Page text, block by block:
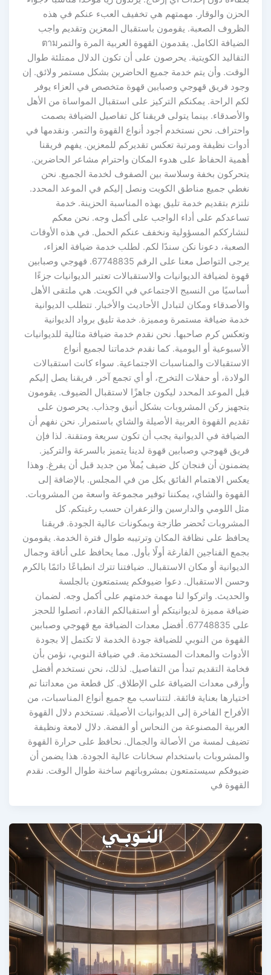
الحزن والوقار. مهمتهم هي تخفيف العبء عنكم في هذه
الظروف الصعبة. يقومون باستقبال المعزين وتقديم واجب
الضيافة الكامل. يقدمون القهوة العربية المرة والتمرตาม
التقاليد الكويتية. يحرصون على أن تكون الدلال ممتلئة طوال
الوقت. وأن يتم خدمة جميع الحاضرين بشكل مستمر ولائق. إن
وجود فريق قهوجي وصبابين قهوة متخصص في العزاء يوفر
لكم الراحة. يمكنكم التركيز على استقبال المواساة من الأهل
والأصدقاء. بينما يتولى فريقنا كل تفاصيل الضيافة بصمت
واحتراف. نحن نستخدم أجود أنواع القهوة والتمر. ونقدمها في
أدوات نظيفة ومرتبة تعكس تقديركم للمعزين. يفهم فريقنا
أهمية الحفاظ على هدوء المكان واحترام مشاعر الحاضرين.
يتحركون بخفة وسلاسة بين الصفوف لخدمة الجميع. نحن
نغطي جميع مناطق الكويت ونصل إليكم في الموعد المحدد.
نلتزم بتقديم خدمة تليق بهذه المناسبة الحزينة. خدمة
تساعدكم على أداء الواجب على أكمل وجه. نحن معكم
لنشارككم المسؤولية ونخفف عنكم الحمل. في هذه الأوقات
الصعبة، دعونا نكن سندًا لكم. لطلب خدمة ضيافة العزاء،
يرجى التواصل معنا على الرقم 67748835. قهوجي وصبابين
قهوة لضيافة الديوانيات والاستقبالات تعتبر الديوانيات جزءًا
أساسيًا من النسيج الاجتماعي في الكويت. هي ملتقى الأهل
والأصدقاء ومكان لتبادل الأحاديث والأخبار. تتطلب الديوانية
خدمة ضيافة مستمرة ومميزة. خدمة تليق برواد الديوانية
وتعكس كرم صاحبها. نحن نقدم خدمة ضيافة مثالية للديوانيات
الأسبوعية أو اليومية. كما نقدم خدماتنا لجميع أنواع
الاستقبالات والمناسبات الاجتماعية. سواء كانت استقبالات
الولادة، أو حفلات التخرج، أو أي تجمع آخر. فريقنا يصل إليكم
قبل الموعد المحدد ليكون جاهزًا لاستقبال الضيوف. يقومون
بتجهيز ركن المشروبات بشكل أنيق وجذاب. يحرصون على
تقديم القهوة العربية الأصيلة والشاي باستمرار. نحن نفهم أن
الضيافة في الديوانية يجب أن تكون سريعة ومتقنة. لذا فإن
فريق قهوجي وصبابين قهوة لدينا يتميز بالسرعة والتركيز.
يضمنون أن فنجان كل ضيف يُملأ من جديد قبل أن يفرغ. وهذا
يعكس الاهتمام الفائق بكل من في المجلس. بالإضافة إلى
القهوة والشاي، يمكننا توفير مجموعة واسعة من المشروبات.
مثل اللومي والدارسين والزعفران حسب رغبتكم. كل
المشروبات تُحضر طازجة وبمكونات عالية الجودة. فريقنا
يحافظ على نظافة المكان وترتيبه طوال فترة الخدمة. يقومون
بجمع الفناجين الفارغة أولًا بأول. مما يحافظ على أناقة وجمال
الديوانية أو مكان الاستقبال. ضيافتنا تترك انطباعًا دائمًا بالكرم
وحسن الاستقبال. دعوا ضيوفكم يستمتعون بالجلسة
والحديث. واتركوا لنا مهمة خدمتهم على أكمل وجه. لضمان
ضيافة مميزة لديوانيتكم أو استقبالكم القادم، اتصلوا للحجز
على 67748835. أفضل معدات الضيافة مع قهوجي وصبابين
القهوة من النوبي للضيافة جودة الخدمة لا تكتمل إلا بجودة
الأدوات والمعدات المستخدمة. في ضيافة النوبي، نؤمن بأن
فخامة التقديم تبدأ من التفاصيل. لذلك، نحن نستخدم أفضل
وأرقى معدات الضيافة على الإطلاق. كل قطعة من معداتنا تم
اختيارها بعناية فائقة. لتتناسب مع جميع أنواع المناسبات، من
الأفراح الفاخرة إلى الديوانيات الأصيلة. نستخدم دلال القهوة
العربية المصنوعة من النحاس أو الفضة. دلال لامعة ونظيفة
تضيف لمسة من الأصالة والجمال. نحافظ على حرارة القهوة
والمشروبات باستخدام سخانات عالية الجودة. هذا يضمن أن
ضيوفكم سيستمتعون بمشروباتهم ساخنة طوال الوقت. نقدم
القهوة في